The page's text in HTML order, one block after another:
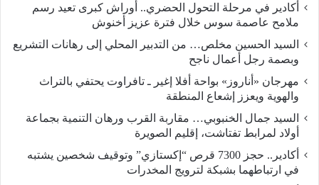
أكادير في مرحلة التحول الحضري.. أوراش كبرى تعيد رسم
ملامح عاصمة سوس خلال فترة عزيز أخنوش
السيد الحسين مخلص… من التدبير المحلي إلى رهانات التشريع
وبصمة رجل أعمال ناجح
مهرجان «أناروز» بواحة أفلا إغير ـ تافراوت يحتفي بالتراث
والهوية ويعزز إشعاع المنطقة
السيد جمال الخنبوبي… مقاربة القرب ورهان التنمية بجماعة
أولاد لمرابط تفتاشت، إقليم الصويرة
أكادير.. حجز 7300 قرص “إكستازي” وتوقيف شخصين يشتبه
في ارتباطهما بشبكة لترويج المخدرات